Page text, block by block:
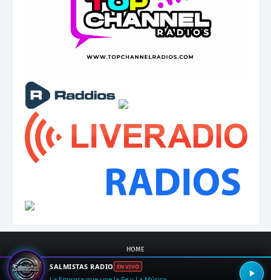
SALMISTAS RADIO EN VIVO
HOME
Crafted with byBlogging| Distributed by